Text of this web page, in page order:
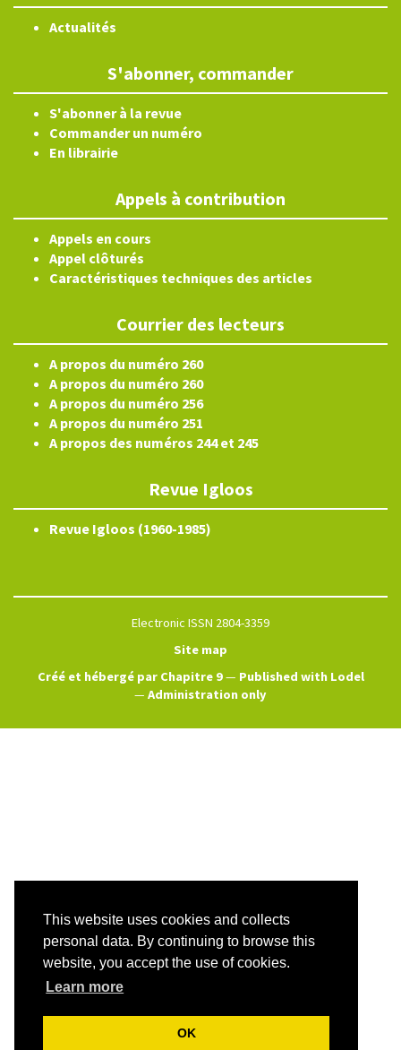
This website uses cookies and collects
personal data. By continuing to browse this
website, you accept the use of cookies.
Learn more
OK
Actualités
S'abonner, commander
S'abonner à la revue
Commander un numéro
En librairie
Appels à contribution
Appels en cours
Appel clôturés
Caractéristiques techniques des articles
Courrier des lecteurs
A propos du numéro 260
A propos du numéro 260
A propos du numéro 256
A propos du numéro 251
A propos des numéros 244 et 245
Revue Igloos
Revue Igloos (1960-1985)
Electronic ISSN 2804-3359
Site map
Créé et hébergé par Chapitre 9— Published with Lodel
— Administration only